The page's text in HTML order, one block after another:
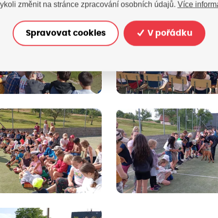
změnit na stránce zpracování osobních údajů. Více
Spravovat cookies V pořádku